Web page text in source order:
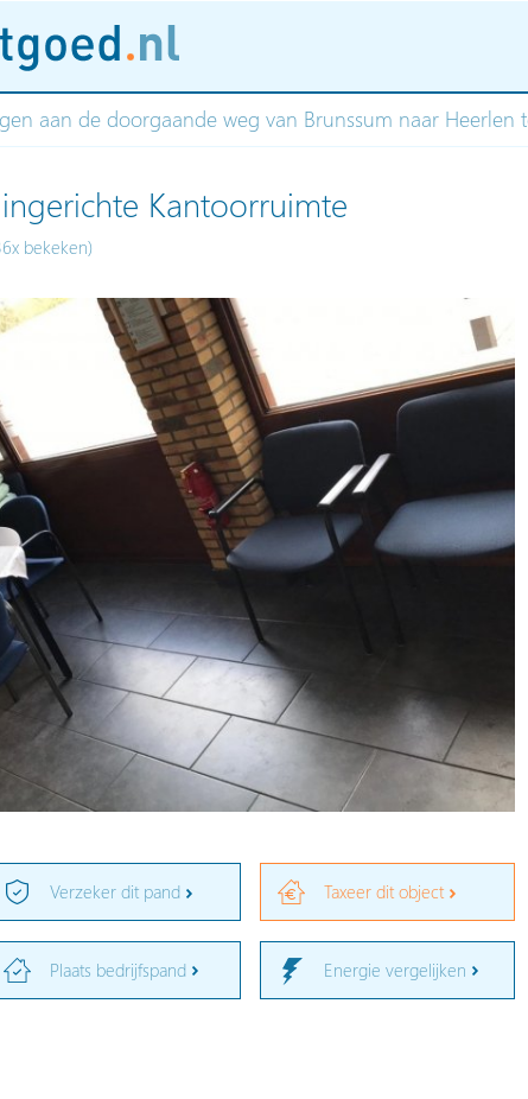
aan de doorgaande weg van Brunssum naar Heerlen
Kantoorruimte
bekeken)
Verzeker dit pand Taxeer dit object
Plaats bedrijfspand Energie vergelijken